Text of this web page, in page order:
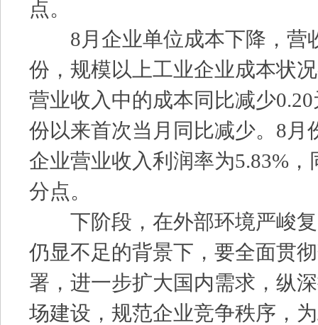
点。
8月企业单位成本下降，营
份，规模以上工业企业成本状
营业收入中的成本同比减少
份以来首次当月同比减少。8月
企业营业收入利润率为5.83%，
分点。
下阶段，在外部环境严峻复
仍显不足的背景下，要全面贯
署，进一步扩大国内需求，纵
场建设，规范企业竞争秩序，